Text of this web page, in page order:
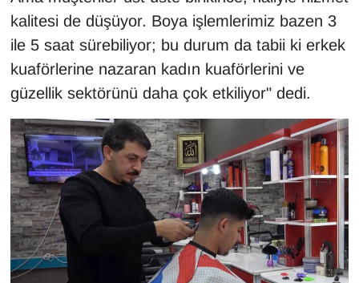
kalitesi de düşüyor. Boya işlemlerimiz bazen 3
ile 5 saat sürebiliyor; bu durum da tabii ki erkek
kuaförlerine nazaran kadın kuaförlerini ve
güzellik sektörünü daha çok etkiliyor" dedi.